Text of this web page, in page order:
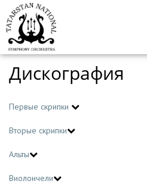
Дискография
Первые скрипки
Вторые скрипки
Альты
Виолончели